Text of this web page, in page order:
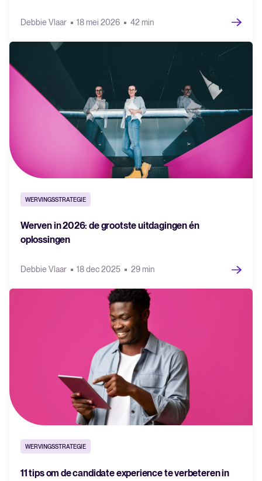
Debbie Vlaar 18 mei 2026 42 min
WERVINGSSTRATEGIE
Werven in 2026: de grootste uitdagingen én
oplossingen
Debbie Vlaar 18 dec 2025 29 min
WERVINGSSTRATEGIE
11 tips om de candidate experience te verbeteren in